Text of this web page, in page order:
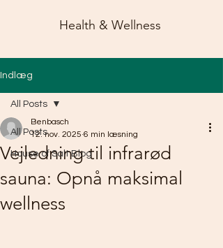
Health & Wellness
Indlæg
All Posts
House of Salt Blog
All Posts
Vejledning til infrarød
sauna: Opnå maksimal
wellness
Benbasch
12. nov. 2025 6 min læsning